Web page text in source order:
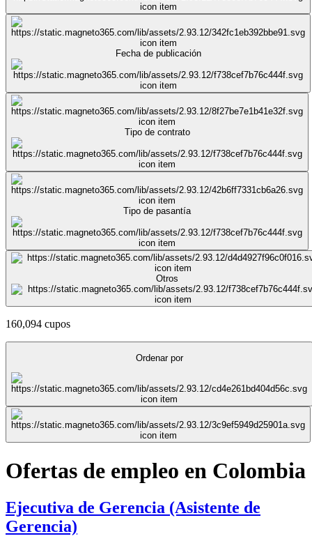
Fecha de publicación
Tipo de contrato
Tipo de pasantía
Otros
160,094 cupos
Ordenar por
Ofertas de empleo en Colombia
Ejecutiva de Gerencia (Asistente de
Gerencia)